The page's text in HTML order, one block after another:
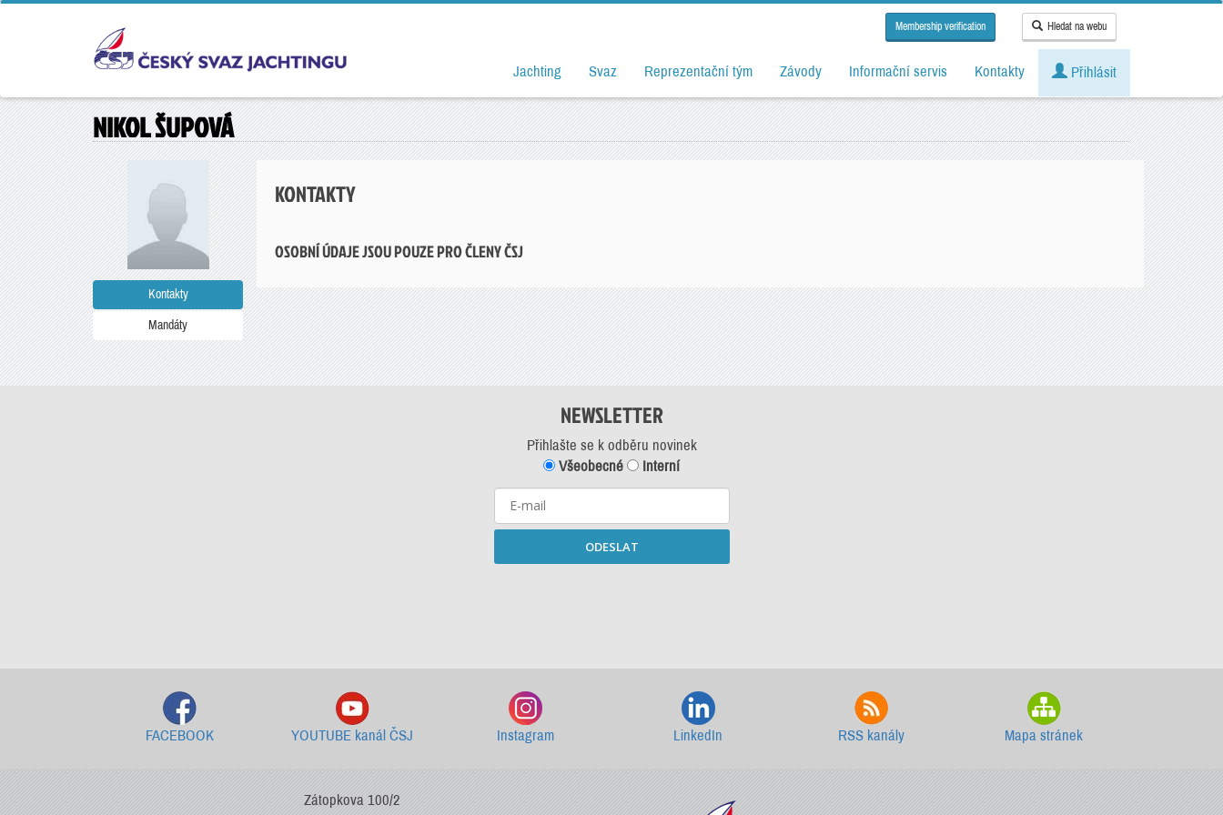
Membership verification Hledat na webu
Jachting Svaz Reprezentační tým Závody Informační servis Kontakty Přihlásit
NIKOL ŠUPOVÁ
Kontakty
Mandáty
KONTAKTY
OSOBNÍ ÚDAJE JSOU POUZE PRO ČLENY ČSJ
NEWSLETTER
Přihlašte se k odběru novinek
Všeobecné
Interní
ODESLAT
FACEBOOK YOUTUBE kanál ČSJ Instagram LinkedIn RSS kanály Mapa stránek
Zátopkova 100/2